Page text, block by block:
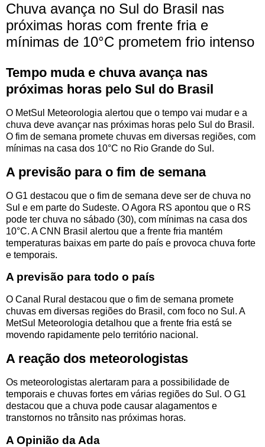
Chuva avança no Sul do Brasil nas
próximas horas com frente fria e
mínimas de 10°C prometem frio intenso
Tempo muda e chuva avança nas
próximas horas pelo Sul do Brasil
O MetSul Meteorologia alertou que o tempo vai mudar e a
chuva deve avançar nas próximas horas pelo Sul do Brasil.
O fim de semana promete chuvas em diversas regiões, com
mínimas na casa dos 10°C no Rio Grande do Sul.
A previsão para o fim de semana
O G1 destacou que o fim de semana deve ser de chuva no
Sul e em parte do Sudeste. O Agora RS apontou que o RS
pode ter chuva no sábado (30), com mínimas na casa dos
10°C. A CNN Brasil alertou que a frente fria mantém
temperaturas baixas em parte do país e provoca chuva forte
e temporais.
A previsão para todo o país
O Canal Rural destacou que o fim de semana promete
chuvas em diversas regiões do Brasil, com foco no Sul. A
MetSul Meteorologia detalhou que a frente fria está se
movendo rapidamente pelo território nacional.
A reação dos meteorologistas
Os meteorologistas alertaram para a possibilidade de
temporais e chuvas fortes em várias regiões do Sul. O G1
destacou que a chuva pode causar alagamentos e
transtornos no trânsito nas próximas horas.
A Opinião da Ada